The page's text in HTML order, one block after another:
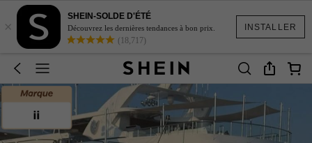
INSTALLER
×
SHEIN-SOLDE D'ÉTÉ
Découvrez les dernières tendances à bon prix.
(18,717)